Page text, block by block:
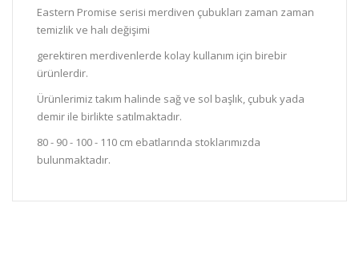
Eastern Promise serisi merdiven çubukları zaman zaman
temizlik ve halı değişimi
gerektiren merdivenlerde kolay kullanım için birebir
ürünlerdir.
Ürünlerimiz takım halinde sağ ve sol başlık, çubuk yada
demir ile birlikte satılmaktadır.
80 - 90 - 100 - 110 cm ebatlarında stoklarımızda
bulunmaktadır.